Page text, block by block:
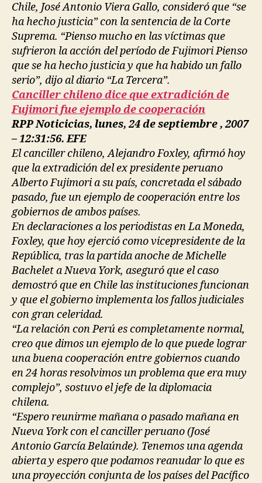
Chile, José Antonio Viera Gallo, consideró que “se
ha hecho justicia” con la sentencia de la Corte
Suprema. “Pienso mucho en las víctimas que
sufrieron la acción del período de Fujimori Pienso
que se ha hecho justicia y que ha habido un fallo
serio”, dijo al diario “La Tercera”.
Canciller chileno dice que extradición de
Fujimori fue ejemplo de cooperación
RPP Noticicias, lunes, 24 de septiembre , 2007
– 12:31:56. EFE
El canciller chileno, Alejandro Foxley, afirmó hoy
que la extradición del ex presidente peruano
Alberto Fujimori a su país, concretada el sábado
pasado, fue un ejemplo de cooperación entre los
gobiernos de ambos países.
En declaraciones a los periodistas en La Moneda,
Foxley, que hoy ejerció como vicepresidente de la
República, tras la partida anoche de Michelle
Bachelet a Nueva York, aseguró que el caso
demostró que en Chile las instituciones funcionan
y que el gobierno implementa los fallos judiciales
con gran celeridad.
“La relación con Perú es completamente normal,
creo que dimos un ejemplo de lo que puede lograr
una buena cooperación entre gobiernos cuando
en 24 horas resolvimos un problema que era muy
complejo”, sostuvo el jefe de la diplomacia
chilena.
“Espero reunirme mañana o pasado mañana en
Nueva York con el canciller peruano (José
Antonio García Belaúnde). Tenemos una agenda
abierta y espero que podamos reanudar lo que es
una proyección conjunta de los países del Pacífico